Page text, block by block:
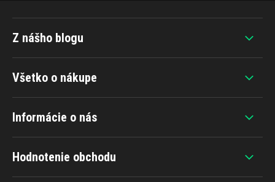
Všetko o nákupe
Informácie o nás
Hodnotenie obchodu
Z nášho blogu